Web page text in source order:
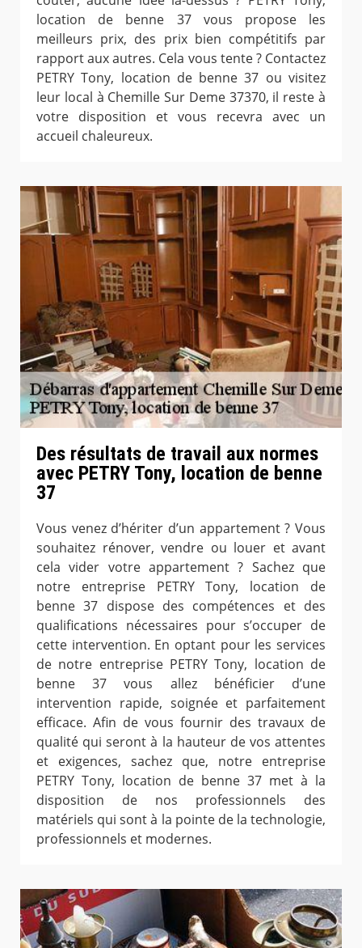
location de benne 37 vous propose les
meilleurs prix, des prix bien compétitifs par
rapport aux autres. Cela vous tente ? Contactez
PETRY Tony, location de benne 37 ou visitez
leur local à Chemille Sur Deme 37370, il reste à
votre disposition et vous recevra avec un
accueil chaleureux.
Des résultats de travail aux normes
avec PETRY Tony, location de benne
37
Vous venez d’hériter d’un appartement ? Vous
souhaitez rénover, vendre ou louer et avant
cela vider votre appartement ? Sachez que
notre entreprise PETRY Tony, location de
benne 37 dispose des compétences et des
qualifications nécessaires pour s’occuper de
cette intervention. En optant pour les services
de notre entreprise PETRY Tony, location de
benne 37 vous allez bénéficier d’une
intervention rapide, soignée et parfaitement
efficace. Afin de vous fournir des travaux de
qualité qui seront à la hauteur de vos attentes
et exigences, sachez que, notre entreprise
PETRY Tony, location de benne 37 met à la
disposition de nos professionnels des
matériels qui sont à la pointe de la technologie,
professionnels et modernes.